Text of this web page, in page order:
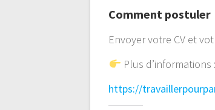
Comment postuler
Envoyer votre CV et
Plus d’informations :
https://